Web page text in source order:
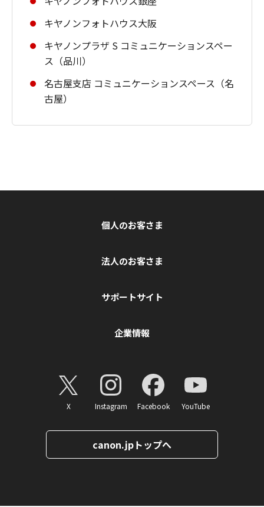
キヤノンフォトハウス大阪
キヤノンプラザ S コミュニケーションスペー
ス（品川）
名古屋支店 コミュニケーションスペース（名
古屋）
個人のお客さま
法人のお客さま
サポートサイト
企業情報
X Instagram Facebook YouTube
canon.jpトップへ